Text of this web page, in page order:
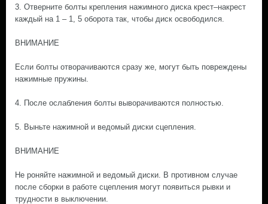
3. Отверните болты крепления нажимного диска крест–накрест
каждый на 1 – 1, 5 оборота так, чтобы диск освободился.
ВНИМАНИЕ
Если болты отворачиваются сразу же, могут быть повреждены
нажимные пружины.
4. После ослабления болты выворачиваются полностью.
5. Выньте нажимной и ведомый диски сцепления.
ВНИМАНИЕ
Не роняйте нажимной и ведомый диски. В противном случае
после сборки в работе сцепления могут появиться рывки и
трудности в выключении.